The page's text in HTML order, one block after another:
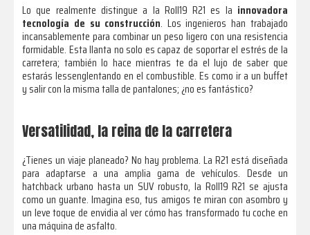
Lo que realmente distingue a la Roll19 R21 es la innovadora
tecnología de su construcción. Los ingenieros han trabajado
incansablemente para combinar un peso ligero con una resistencia
formidable. Esta llanta no solo es capaz de soportar el estrés de la
carretera; también lo hace mientras te da el lujo de saber que
estarás lessenglentando en el combustible. Es como ir a un buffet
y salir con la misma talla de pantalones; ¿no es fantástico?
Versatilidad, la reina de la carretera
¿Tienes un viaje planeado? No hay problema. La R21 está diseñada
para adaptarse a una amplia gama de vehículos. Desde un
hatchback urbano hasta un SUV robusto, la Roll19 R21 se ajusta
como un guante. Imagina eso, tus amigos te miran con asombro y
un leve toque de envidia al ver cómo has transformado tu coche en
una máquina de asfalto.